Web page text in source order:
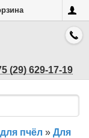
(29) 629-17-19
пчёл » Для